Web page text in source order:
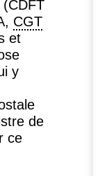
(CDFT
, CGT
et
y
de
ce